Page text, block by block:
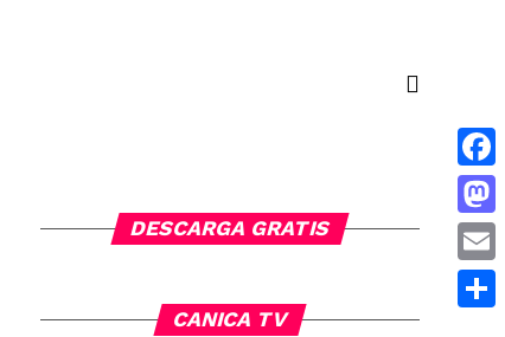
DESCARGA GRATIS
CANICA TV